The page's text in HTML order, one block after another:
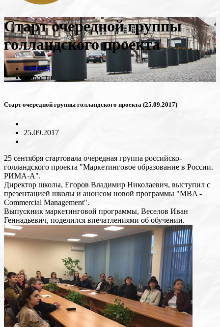
Старт очередной группы
голландского проекта
Главная
Новости
Старт очередной группы голландского проекта (25.09.2017)
25.09.2017
25 сентября стартовала очередная группа российско-
голландского проекта "Маркетинговое образование в России.
РИМА-А".
Директор школы, Егоров Владимир Николаевич, выступил с
презентацией школы и анонсом новой программы "MBA -
Commercial Management".
Выпускник маркетинговой программы, Веселов Иван
Геннадьевич, поделился впечатлениями об обучении.